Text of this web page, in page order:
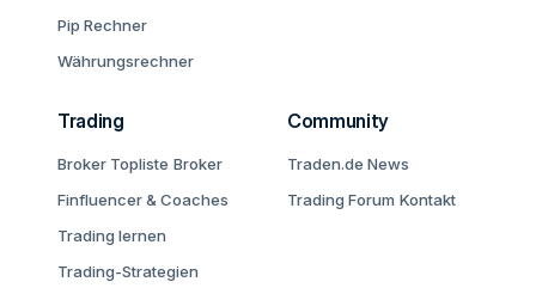
Pip Rechner
Währungsrechner
Trading
Broker Topliste Broker
Finfluencer & Coaches
Trading lernen
Trading-Strategien
Community
Traden.de News
Trading Forum Kontakt